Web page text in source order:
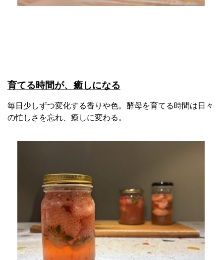
育てる時間が、癒しになる
毎日少しずつ変化する香りや色。酵母を育てる時間は日々
の忙しさを忘れ、癒しに変わる。